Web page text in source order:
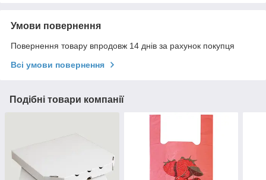
Умови повернення
Повернення товару впродовж 14 днів за рахунок покупця
Всі умови повернення
Подібні товари компанії